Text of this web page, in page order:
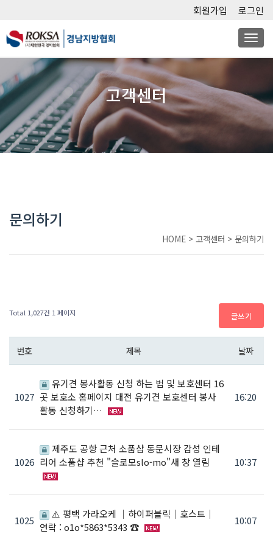
회원가입 로그인
고객센터
문의하기
HOME > 고객센터 > 문의하기
Total 1,027건 1 페이지 글쓰기
번호 제목 날짜
1027
유기견 봉사활동 신청 하는 법 및 보호센터 16
곳 보호소 홈페이지 대전 유기견 보호센터 봉사
활동 신청하기…
16:20
1026
제주도 공항 근처 소품샵 동문시장 감성 인테
리어 소품샵 추천 "슬로모slo-mo"새 창 열림
10:37
1025
⚠️ 평택 가라오케 ｜하이퍼블릭｜호스트｜
연락 : o1o*5863*5343 ☎️
10:07